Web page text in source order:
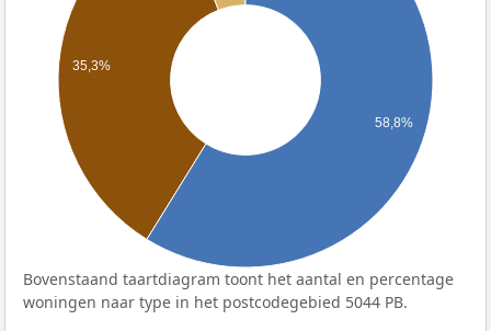
35,3%
58,8%
Bovenstaand taartdiagram toont het aantal en percentage
woningen naar type in het postcodegebied 5044 PB.